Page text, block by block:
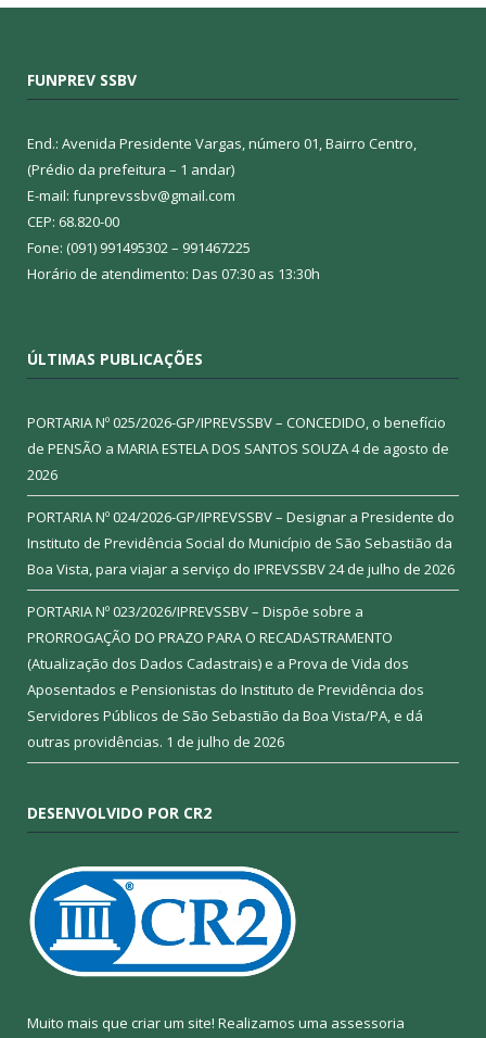
FUNPREV SSBV
End.: Avenida Presidente Vargas, número 01, Bairro Centro,
(Prédio da prefeitura – 1 andar)
E-mail: funprevssbv@gmail.com
CEP: 68.820-00
Fone: (091) 991495302 – 991467225
Horário de atendimento: Das 07:30 as 13:30h
ÚLTIMAS PUBLICAÇÕES
PORTARIA Nº 025/2026-GP/IPREVSSBV – CONCEDIDO, o benefício
de PENSÃO a MARIA ESTELA DOS SANTOS SOUZA4 de agosto de
2026
PORTARIA Nº 024/2026-GP/IPREVSSBV – Designar a Presidente do
Instituto de Previdência Social do Município de São Sebastião da
Boa Vista, para viajar a serviço do IPREVSSBV24 de julho de 2026
PORTARIA Nº 023/2026/IPREVSSBV – Dispõe sobre a
PRORROGAÇÃO DO PRAZO PARA O RECADASTRAMENTO
(Atualização dos Dados Cadastrais) e a Prova de Vida dos
Aposentados e Pensionistas do Instituto de Previdência dos
Servidores Públicos de São Sebastião da Boa Vista/PA, e dá
outras providências. 1 de julho de 2026
DESENVOLVIDO POR CR2
Muito mais que criar um site! Realizamos uma assessoria